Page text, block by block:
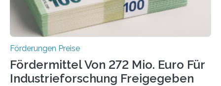
Förderungen Preise
Fördermittel Von 272 Mio. Euro Für
Industrieforschung Freigegeben